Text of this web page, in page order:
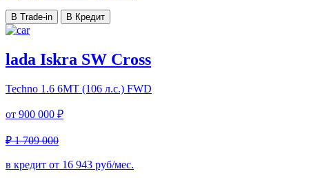
В Trade-in В Кредит
lada Iskra SW Cross
Techno 1.6 6МТ (106 л.с.) FWD
от 900 000 ₽
₽ 1 709 000
в кредит от 16 943 руб/мес.